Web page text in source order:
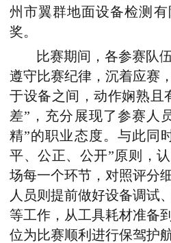
州市翼群地面设备检测
奖。
比赛期间，各参赛队
遵守比赛纪律，沉着应赛
于设备之间，动作娴熟且
差”，充分展现了参赛人
精”的职业态度。与此同
平、公正、公开”原则，
场每一个环节，对照评分
人员则提前做好设备调试
等工作，从工具耗材准备
位为比赛顺利进行保驾护航